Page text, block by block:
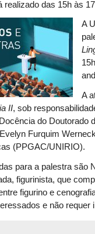
realizado das 15h às
A
A
II, sob
do Doutorado
Furquim
(PPGAC/UNIRIO).
para a palestra são
figurinista, que
figurino e
e não requer